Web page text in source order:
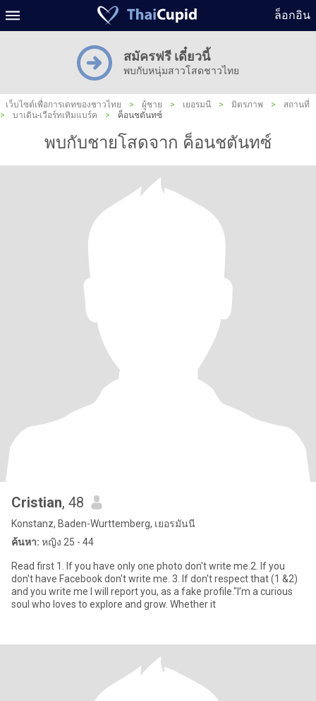
ล็อกอิน
สมัครฟรี เดี๋ยวนี้
พบกับหนุ่มสาวโสดชาวไทย
เว็บไซต์เพื่อการเดทของชาวไทย > ผู้ชาย > เยอรมนี > มิตรภาพ >
สถานที่
>
บาเดิน-เวือร์ทเทิมแบร์ค > ค็อนชตันทซ์
พบกับชายโสดจาก ค็อนชตันทซ์
Cristian, 48
Konstanz, Baden-Wurttemberg, เยอรมันนี
ค้นหา: หญิง 25 - 44
Read first 1. If you have only one photo don't write me.2. If you
don't have Facebook don't write me. 3. If don't respect that (1 &2)
and you write me I will report you, as a fake profile."I’m a curious
soul who loves to explore and grow. Whether it